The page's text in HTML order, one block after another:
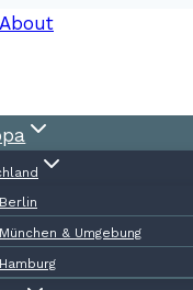
Berlin
München & Umgebung
Hamburg